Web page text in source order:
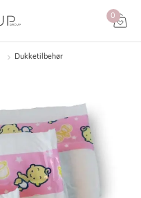
0
Dukketilbehør